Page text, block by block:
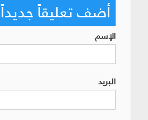
أضف تعليقاً جديداً
الإسم
البريد